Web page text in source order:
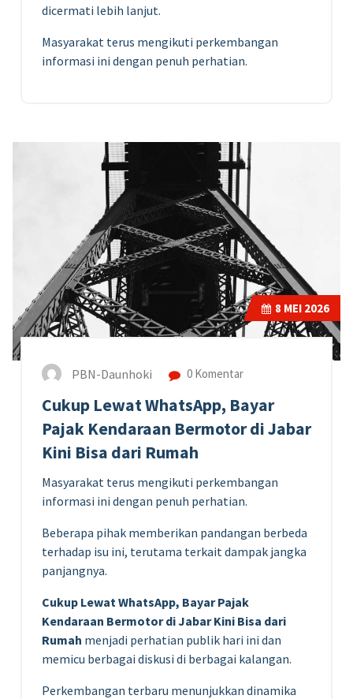
dicermati lebih lanjut.
Masyarakat terus mengikuti perkembangan
informasi ini dengan penuh perhatian.
8 MEI 2026
PBN-Daunhoki 0 Komentar
Cukup Lewat WhatsApp, Bayar
Pajak Kendaraan Bermotor di Jabar
Kini Bisa dari Rumah
Masyarakat terus mengikuti perkembangan
informasi ini dengan penuh perhatian.
Beberapa pihak memberikan pandangan berbeda
terhadap isu ini, terutama terkait dampak jangka
panjangnya.
Cukup Lewat WhatsApp, Bayar Pajak
Kendaraan Bermotor di Jabar Kini Bisa dari
Rumah menjadi perhatian publik hari ini dan
memicu berbagai diskusi di berbagai kalangan.
Perkembangan terbaru menunjukkan dinamika